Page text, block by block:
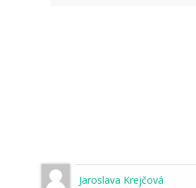
Jaroslava Krejčová